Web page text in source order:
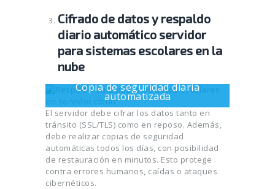
Cifrado de datos y respaldo
diario automático servidor
para sistemas escolares en la
nube
Copia de seguridad diaria
automatizada
El servidor debe cifrar los datos tanto en
tránsito (SSL/TLS) como en reposo. Además,
debe realizar copias de seguridad
automáticas todos los días, con posibilidad
de restauración en minutos. Esto protege
contra errores humanos, caídas o ataques
cibernéticos.